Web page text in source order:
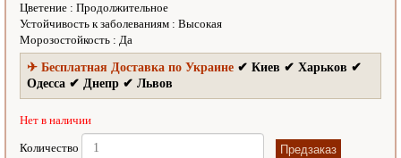
Цветение : Продолжительное
Устойчивость к заболеваниям : Высокая
Морозостойкость : Да
✈ Бесплатная Доставка по Украине ✔ Киев ✔ Харьков ✔
Одесса ✔ Днепр ✔ Львов
Нет в наличии
Количество